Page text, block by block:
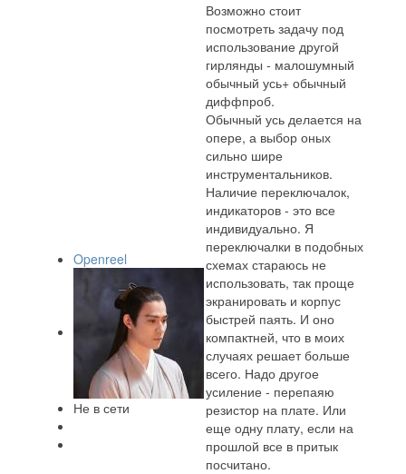
Openreel
Не в сети
Возможно стоит
посмотреть задачу под
использование другой
гирлянды - малошумный
обычный усь+ обычный
диффпроб.
Обычный усь делается на
опере, а выбор оных
сильно шире
инструментальников.
Наличие переключалок,
индикаторов - это все
индивидуально. Я
переключалки в подобных
схемах стараюсь не
использовать, так проще
экранировать и корпус
быстрей паять. И оно
компактней, что в моих
случаях решает больше
всего. Надо другое
усиление - перепаяю
резистор на плате. Или
еще одну плату, если на
прошлой все в притык
посчитано.